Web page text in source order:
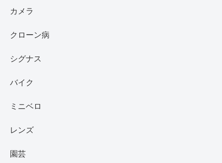
カメラ
クローン病
シグナス
バイク
ミニベロ
レンズ
園芸